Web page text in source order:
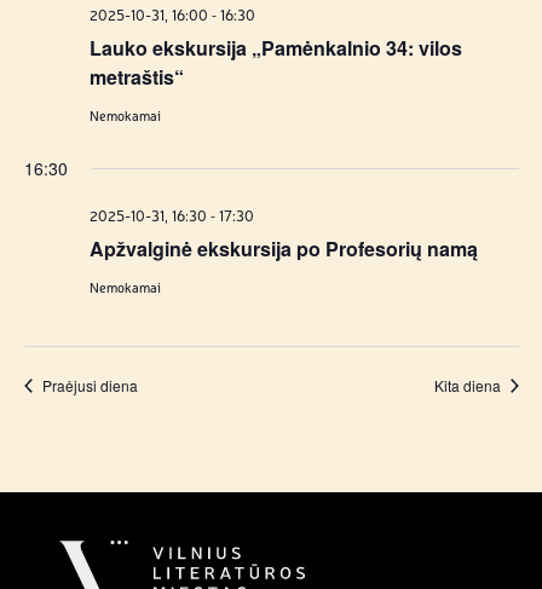
2025-10-31, 16:00 -16:30
Lauko ekskursija „Pamėnkalnio 34: vilos
metraštis“
Nemokamai
16:30
2025-10-31, 16:30 -17:30
Apžvalginė ekskursija po Profesorių namą
Nemokamai
Praėjusi diena Kita diena